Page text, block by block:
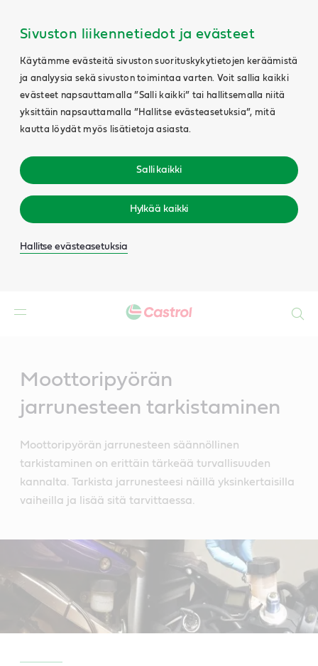
Sivuston liikennetiedot ja evästeet
Käytämme evästeitä sivuston suorituskykytietojen keräämistä
ja analyysia sekä sivuston toimintaa varten. Voit sallia kaikki
evästeet napsauttamalla ”Salli kaikki” tai hallitsemalla niitä
yksittäin napsauttamalla ”Hallitse evästeasetuksia”, mitä
kautta löydät myös lisätietoja asiasta.
Salli kaikki
Hylkää kaikki
Hallitse evästeasetuksia
Moottoripyörän
jarrunesteen tarkistaminen
Moottoripyörän jarrunesteen säännöllinen
tarkistaminen on erittäin tärkeää turvallisuuden
kannalta. Tarkista jarrunesteesi näillä yksinkertaisilla
vaiheilla ja lisää sitä tarvittaessa.